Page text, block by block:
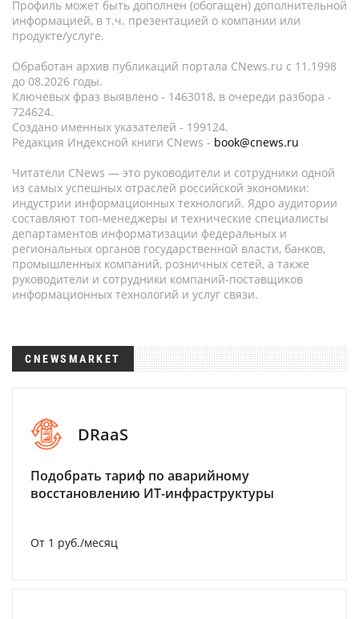
Профиль может быть дополнен (обогащен) дополнительной
информацией, в т.ч. презентацией о компании или
продукте/услуге.
Обработан архив публикаций портала CNews.ru c 11.1998
до 08.2026 годы.
Ключевых фраз выявлено - 1463018, в очереди разбора -
724624.
Создано именных указателей - 199124.
Редакция Индексной книги CNews - book@cnews.ru
Читатели CNews — это руководители и сотрудники одной
из самых успешных отраслей российской экономики:
индустрии информационных технологий. Ядро аудитории
составляют топ-менеджеры и технические специалисты
департаментов информатизации федеральных и
региональных органов государственной власти, банков,
промышленных компаний, розничных сетей, а также
руководители и сотрудники компаний-поставщиков
информационных технологий и услуг связи.
CNEWSMARKET
DRaaS
Подобрать тариф по аварийному
восстановлению ИТ-инфраструктуры
От 1 руб./месяц